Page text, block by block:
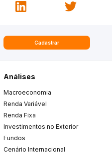
Cadastrar
Análises
Macroeconomia
Renda Variável
Renda Fixa
Investimentos no Exterior
Fundos
Cenário Internacional